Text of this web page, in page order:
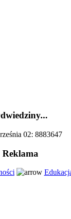
02: 8883647
Reklama